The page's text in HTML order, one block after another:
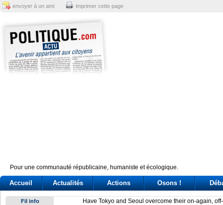
envoyer à un ami imprimer cette page
Pour une communauté républicaine, humaniste et écologique.
Accueil Actualités Actions Osons !
Fil info Have Tokyo and Seoul overcome their on-again, off-again